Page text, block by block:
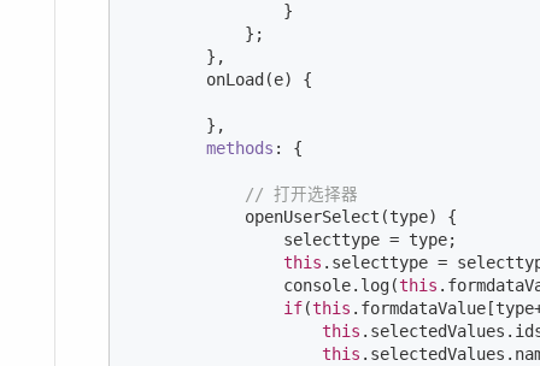
                }
            };
        },
        onLoad(e) {
        },
methods : {
// 打开选择器
            openUserSelect(type) {
                selecttype = type;
this .selecttype =
console.log(this
if(this
this
this